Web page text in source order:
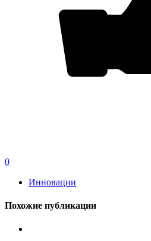
0
Инновации
Похожие публикации